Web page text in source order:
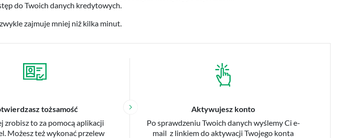
do Twoich danych kredytowych.
zajmuje mniej niż kilka minut.
tożsamość
zrobisz to za pomocą aplikacji
Możesz też wykonać przelew
Aktywujesz konto
Po sprawdzeniu Twoich danych wyślemy Ci e-
mail z linkiem do aktywacji Twojego konta